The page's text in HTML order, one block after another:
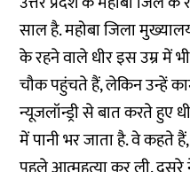
साल है. महोबा जिला
के रहने वाले धीर इस उम्र में
चौक पहुंचते हैं, लेकिन उन्हें
न्यूजलॉन्ड्री से बात करते हुए
में पानी भर जाता है. वे कहते